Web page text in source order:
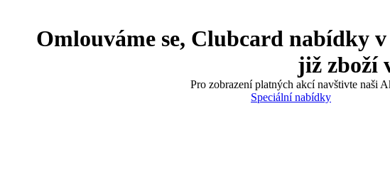
Omlouváme se, Clubcard nabídky
již zboží
Pro zobrazení platných akcí navštivte naši
Speciální nabídky